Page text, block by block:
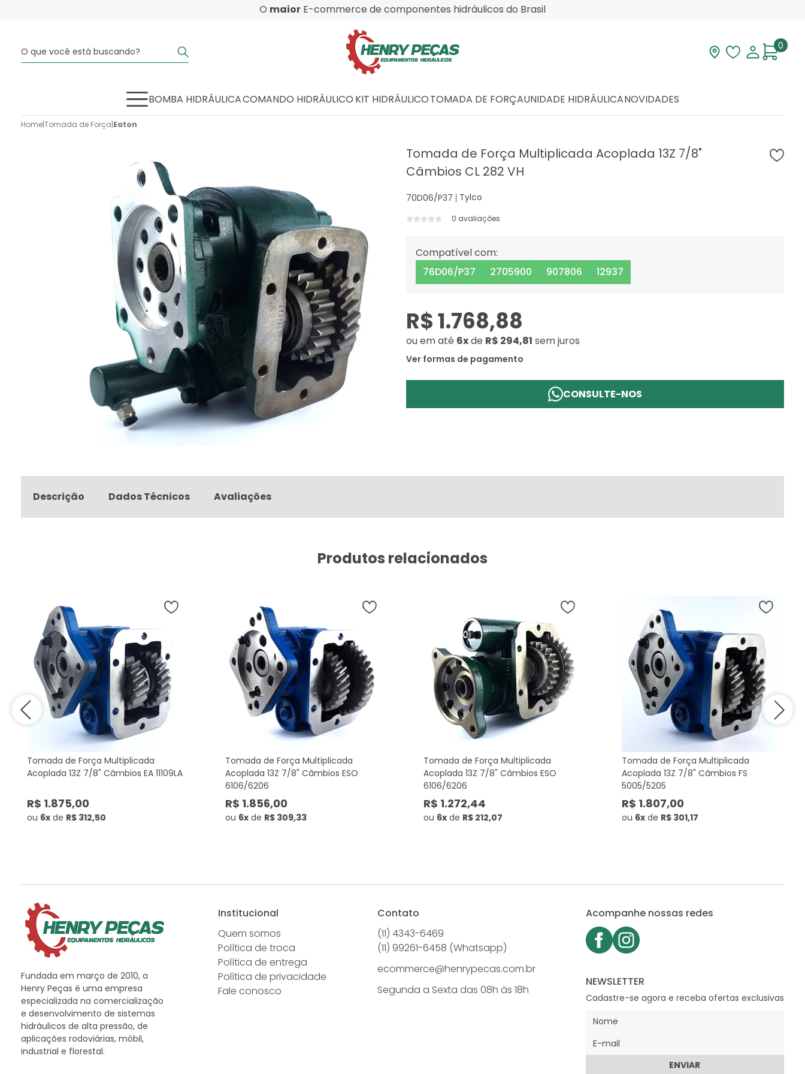
O maior E-commerce de componentes hidráulicos do Brasil
Visite nossa loja
Lista deMinha
0
BOMBA HIDRÁULICACOMANDO HIDRÁULICO KIT HIDRÁULICOTOMADA DE FORÇAUNIDADE HIDRÁULICANOVIDADES
Home|Tomada de Força|Eaton
Tomada de Força Multiplicada Acoplada 13Z 7/8"
Câmbios CL 282 VH
70D06/P37 Tylco
0 avaliações
R$ 1.768,88
ouem até 6xde R$ 294,81 sem juros
Ver formas de pagamento
Compatível com:
76D06/P37
2705900 907806 12937
CONSULTE-NOS
Descrição Dados Técnicos Avaliações
Produtos relacionados
Tomada de Força Multiplicada
Acoplada 13Z 7/8" Câmbios EA 11109LA
R$ 1.875,00
ou 6x de R$ 312,50
Tomada de Força Multiplicada
Acoplada 13Z 7/8" Câmbios ESO
6106/6206
R$ 1.856,00
ou 6x de R$ 309,33
Tomada de Força Multiplicada
Acoplada 13Z 7/8" Câmbios ESO
6106/6206
R$ 1.272,44
ou 6x de R$ 212,07
Tomada de Força Multiplicada
Acoplada 13Z 7/8" Câmbios FS
5005/5205
R$ 1.807,00
ou 6x de R$ 301,17
Fundada em março de 2010, a
Henry Peças é uma empresa
especializada na comercialização
e desenvolvimento de sistemas
hidráulicos de alta pressão, de
aplicações rodoviárias, móbil,
industrial e florestal.
Institucional
Quem somos
Política de troca
Política de entrega
Política de privacidade
Fale conosco
Contato
(11) 4343-6469
(11) 99261-6458 (Whatsapp)
ecommerce@henrypecas.com.br
Segunda a Sexta das 08h às 18h
Acompanhe nossas redes
NEWSLETTER
Cadastre-se agora e receba ofertas exclusivas
ENVIAR